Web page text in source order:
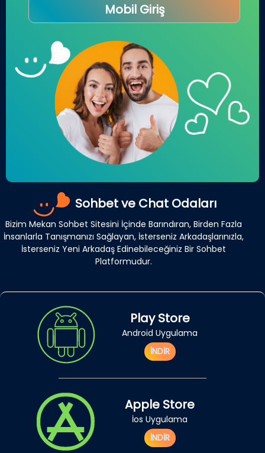
Mobil Giriş
Sohbet ve Chat Odaları
Bizim Mekan Sohbet Sitesini İçinde Barındıran, Birden Fazla
İnsanlarla Tanışmanızı Sağlayan, İsterseniz Arkadaşlarınızla,
İsterseniz Yeni Arkadaş Edinebileceğiniz Bir Sohbet
Platformudur.
Play Store
Android Uygulama
İNDİR
Apple Store
İos Uygulama
İNDİR